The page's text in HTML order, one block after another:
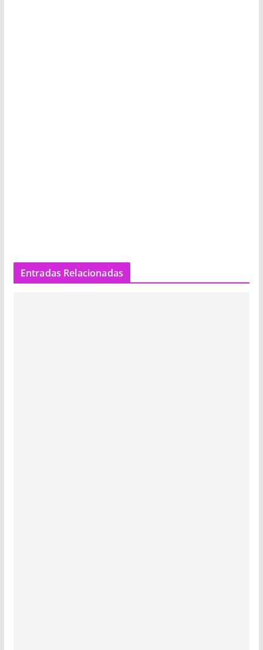
Entradas Relacionadas